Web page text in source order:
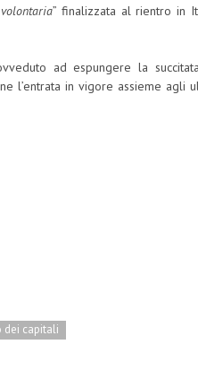
” finalizzata al rientro in
ad espungere la
l’entrata in vigore assieme agli
dei capitali